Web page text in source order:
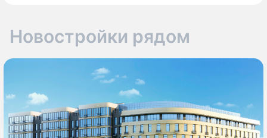
Новостройки рядом